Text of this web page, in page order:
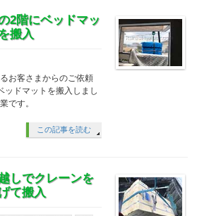
2階にベッドマッ
搬入
お客さまからのご依頼
ッドマットを搬入しまし
です。
この記事を読む
しでクレーンを
て搬入